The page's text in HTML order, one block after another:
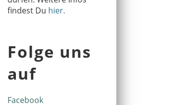
findest Du hier.
Folge uns
auf
Facebook